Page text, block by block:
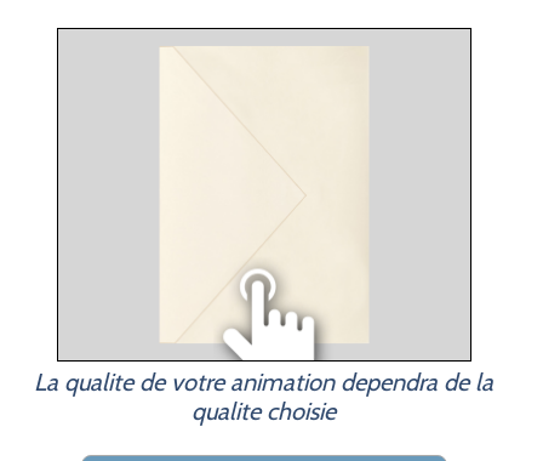
La qualite de votre animation dependra de la
qualite choisie